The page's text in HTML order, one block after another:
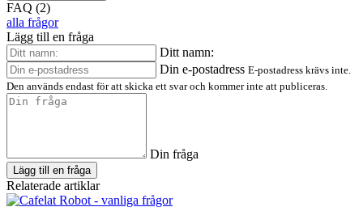
FAQ (2)
alla frågor
Lägg till en fråga
Ditt namn:
Din e-postadress E-postadress krävs inte.
Den används endast för att skicka ett svar och kommer inte att publiceras.
Din fråga
Lägg till en fråga
Relaterade artiklar